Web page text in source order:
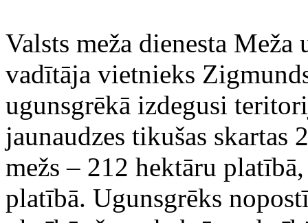
Valsts meža dienesta Meža
vadītāja vietnieks
ugunsgrēkā izdegusi
jaunaudzes tikušas skartas
mežs – 212 hektāru
platībā. Ugunsgrēks